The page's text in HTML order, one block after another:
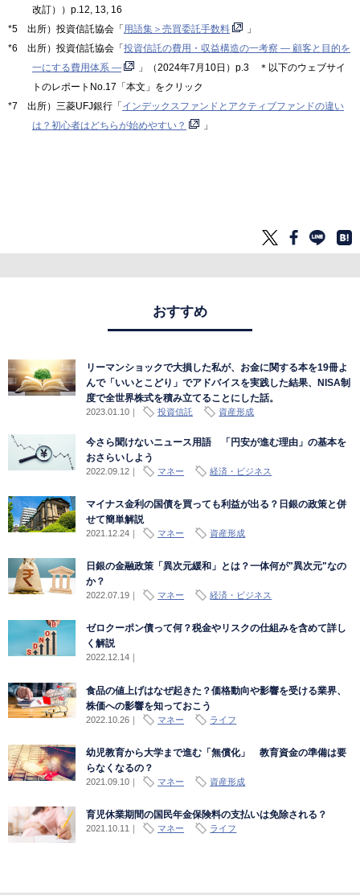
改訂））p.12, 13, 16
*5 出所）投資信託協会「 用語集＞売買委託手数料
」
*6 出所）投資信託協会「 投資信託の費用・収益構造の一考察 — 顧客と目的を
一にする費用体系 —
」（2024年7月10日）p.3 ＊以下のウェブサイ
トのレポートNo.17「本文」をクリック
*7 出所）三菱UFJ銀行「 インデックスファンドとアクティブファンドの違い
は？初心者はどちらが始めやすい？
」
おすすめ
リーマンショックで大損した私が、お金に関する本を19冊よ
んで「いいとこどり」でアドバイスを実践した結果、NISA制
度で全世界株式を積み立てることにした話。
2023.01.10｜ 投資信託 資産形成
今さら聞けないニュース用語 「円安が進む理由」の基本を
おさらいしよう
2022.09.12｜ マネー 経済・ビジネス
マイナス金利の国債を買っても利益が出る？日銀の政策と併
せて簡単解説
2021.12.24｜ マネー 資産形成
日銀の金融政策「異次元緩和」とは？一体何が"異次元"なの
か？
2022.07.19｜ マネー 経済・ビジネス
ゼロクーポン債って何？税金やリスクの仕組みを含めて詳し
く解説
2022.12.14｜
食品の値上げはなぜ起きた？価格動向や影響を受ける業界、
株価への影響を知っておこう
2022.10.26｜ マネー ライフ
幼児教育から大学まで進む「無償化」 教育資金の準備は要
らなくなるの？
2021.09.10｜ マネー 資産形成
育児休業期間の国民年金保険料の支払いは免除される？
2021.10.11 ｜ マネー ライフ